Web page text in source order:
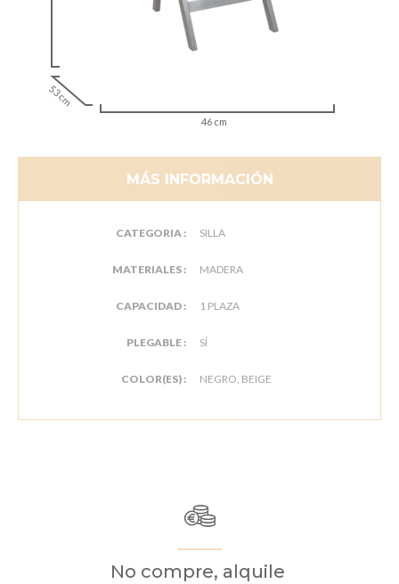
53 cm
46 cm
MÁS INFORMACIÓN
CATEGORIA : SILLA
MATERIALES : MADERA
CAPACIDAD : 1 PLAZA
PLEGABLE : SÍ
COLOR(ES) : NEGRO, BEIGE
No compre, alquile